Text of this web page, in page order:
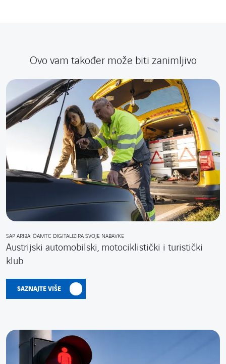
Ovo vam također može biti zanimljivo
SAP ARIBA: ÖAMTC DIGITALIZIRA SVOJE NABAVKE
Austrijski automobilski, motociklistički i turistički
klub
SAZNAJTE VIŠE